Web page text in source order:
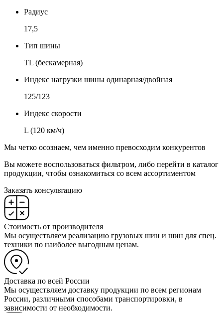
Радиус
17,5
Тип шины
TL (бескамерная)
Индекс нагрузки шины одинарная/двойная
125/123
Индекс скорости
L (120 км/ч)
Мы четко осознаем, чем именно превосходим конкурентов
Вы можете воспользоваться фильтром, либо перейти в каталог
продукции, чтобы ознакомиться со всем ассортиментом
Заказать консультацию
Стоимость от производителя
Мы осуществляем реализацию грузовых шин и шин для спец.
техники по наиболее выгодным ценам.
Доставка по всей России
Мы осуществляем доставку продукции по всем регионам
России, различными способами транспортировки, в
зависимости от необходимости.